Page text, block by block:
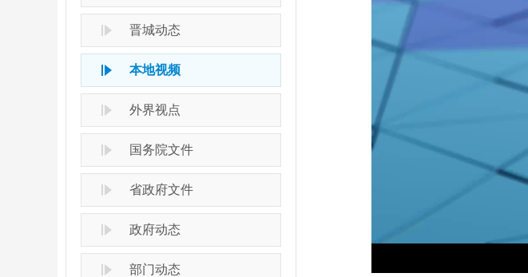
晋城动态
本地视频
外界视点
国务院文件
省政府文件
政府动态
部门动态